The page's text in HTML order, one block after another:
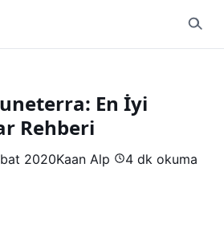
En İyi
Rehberi
2020Kaan Alp
4 dk okuma